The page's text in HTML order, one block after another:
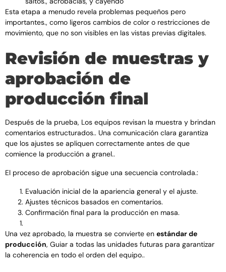
Esta etapa a menudo revela problemas pequeños pero
importantes., como ligeros cambios de color o restricciones de
movimiento, que no son visibles en las vistas previas digitales.
Revisión de muestras y
aprobación de
producción final
Después de la prueba, Los equipos revisan la muestra y brindan
comentarios estructurados.. Una comunicación clara garantiza
que los ajustes se apliquen correctamente antes de que
comience la producción a granel..
El proceso de aprobación sigue una secuencia controlada.:
Evaluación inicial de la apariencia general y el ajuste.
Ajustes técnicos basados ​​en comentarios.
Confirmación final para la producción en masa.
Una vez aprobado, la muestra se convierte en estándar de
producción, Guiar a todas las unidades futuras para garantizar
la coherencia en todo el orden del equipo..